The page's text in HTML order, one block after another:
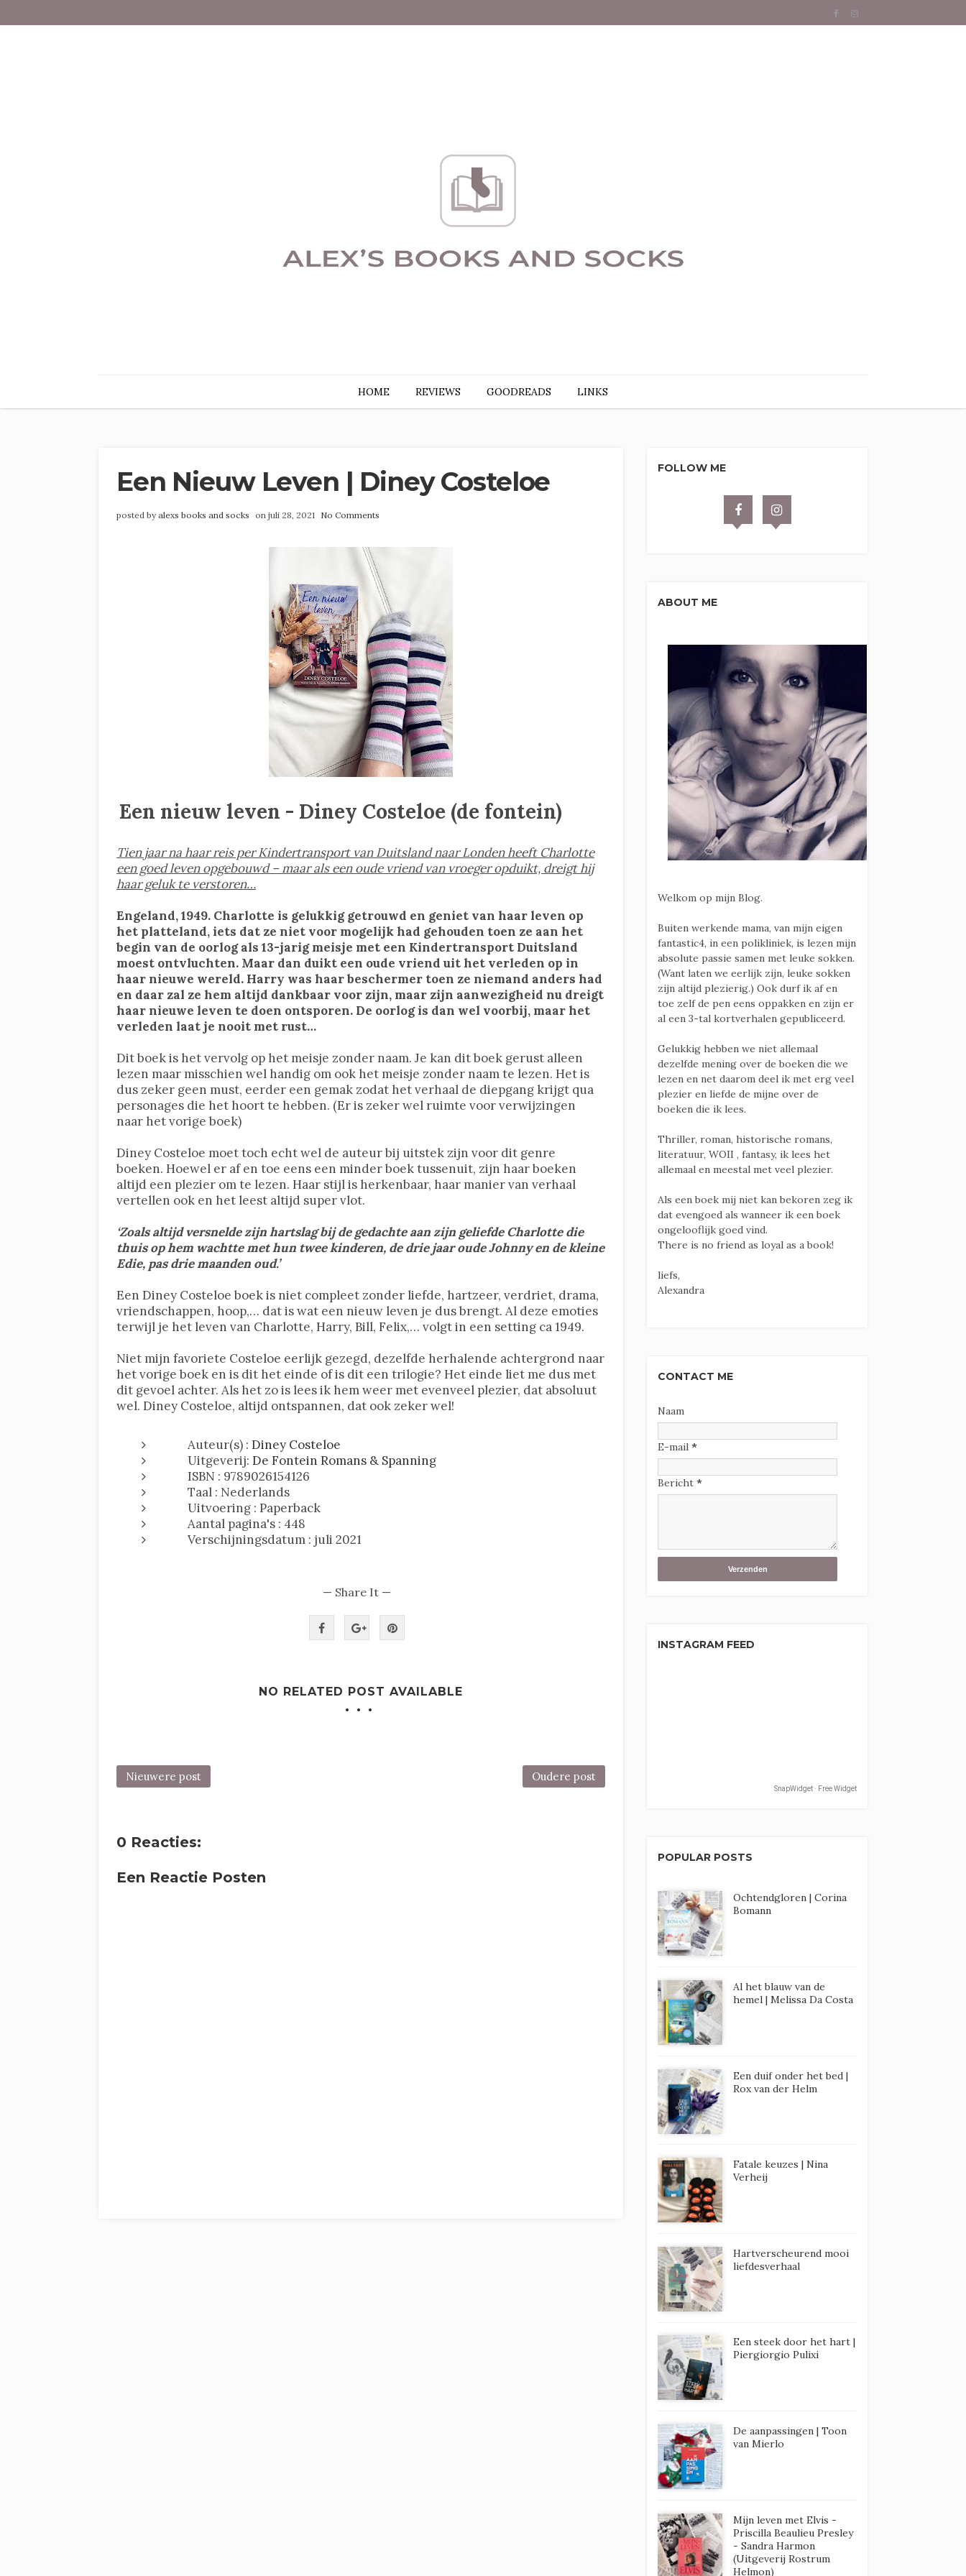
HOME REVIEWS GOODREADS LINKS
Een Nieuw Leven | Diney Costeloe
posted byalexs books and socks on juli 28, 2021 No Comments
Een nieuw leven - Diney Costeloe (de fontein)
Tien jaar na haar reis per Kindertransport van Duitsland naar Londen heeft Charlotte
een goed leven opgebouwd – maar als een oude vriend van vroeger opduikt, dreigt hij
haar geluk te verstoren…
Engeland, 1949. Charlotte is gelukkig getrouwd en geniet van haar leven op
het platteland, iets dat ze niet voor mogelijk had gehouden toen ze aan het
begin van de oorlog als 13-jarig meisje met een Kindertransport Duitsland
moest ontvluchten. Maar dan duikt een oude vriend uit het verleden op in
haar nieuwe wereld. Harry was haar beschermer toen ze niemand anders had
en daar zal ze hem altijd dankbaar voor zijn, maar zijn aanwezigheid nu dreigt
haar nieuwe leven te doen ontsporen. De oorlog is dan wel voorbij, maar het
verleden laat je nooit met rust…
Dit boek is het vervolg op het meisje zonder naam. Je kan dit boek gerust alleen
lezen maar misschien wel handig om ook het meisje zonder naam te lezen. Het is
dus zeker geen must, eerder een gemak zodat het verhaal de diepgang krijgt qua
personages die het hoort te hebben. (Er is zeker wel ruimte voor verwijzingen
naar het vorige boek)
Diney Costeloe moet toch echt wel de auteur bij uitstek zijn voor dit genre
boeken. Hoewel er af en toe eens een minder boek tussenuit, zijn haar boeken
altijd een plezier om te lezen. Haar stijl is herkenbaar, haar manier van verhaal
vertellen ook en het leest altijd super vlot.
‘Zoals altijd versnelde zijn hartslag bij de gedachte aan zijn geliefde Charlotte die
thuis op hem wachtte met hun twee kinderen, de drie jaar oude Johnny en de kleine
Edie, pas drie maanden oud.’
Een Diney Costeloe boek is niet compleet zonder liefde, hartzeer, verdriet, drama,
vriendschappen, hoop,… dat is wat een nieuw leven je dus brengt. Al deze emoties
terwijl je het leven van Charlotte, Harry, Bill, Felix,… volgt in een setting ca 1949.
Niet mijn favoriete Costeloe eerlijk gezegd, dezelfde herhalende achtergrond naar
het vorige boek en is dit het einde of is dit een trilogie? Het einde liet me dus met
dit gevoel achter. Als het zo is lees ik hem weer met evenveel plezier, dat absoluut
wel. Diney Costeloe, altijd ontspannen, dat ook zeker wel!
Auteur(s) : Diney Costeloe
Uitgeverij: De Fontein Romans & Spanning
ISBN : 9789026154126
Taal : Nederlands
Uitvoering : Paperback
Aantal pagina's : 448
Verschijningsdatum : juli 2021
— Share It —
NO RELATED POST AVAILABLE
Nieuwere post Oudere post
0 Reacties:
Een Reactie Posten
FOLLOW ME
ABOUT ME
Welkom op mijn Blog.
Buiten werkende mama, van mijn eigen
fantastic4, in een polikliniek, is lezen mijn
absolute passie samen met leuke sokken.
(Want laten we eerlijk zijn, leuke sokken
zijn altijd plezierig.) Ook durf ik af en
toe zelf de pen eens oppakken en zijn er
al een 3-tal kortverhalen gepubliceerd.
Gelukkig hebben we niet allemaal
dezelfde mening over de boeken die we
lezen en net daarom deel ik met erg veel
plezier en liefde de mijne over de
boeken die ik lees.
Thriller, roman, historische romans,
literatuur, WOII , fantasy, ik lees het
allemaal en meestal met veel plezier.
Als een boek mij niet kan bekoren zeg ik
dat evengoed als wanneer ik een boek
ongelooflijk goed vind.
There is no friend as loyal as a book!
liefs,
Alexandra
CONTACT ME
Naam
E-mail*
Bericht*
INSTAGRAM FEED
SnapWidget · Free Widget
POPULAR POSTS
Ochtendgloren | Corina
Bomann
Al het blauw van de
hemel | Melissa Da Costa
Een duif onder het bed |
Rox van der Helm
Fatale keuzes | Nina
Verheij
Hartverscheurend mooi
liefdesverhaal
Een steek door het hart |
Piergiorgio Pulixi
De aanpassingen | Toon
van Mierlo
Mijn leven met Elvis -
Priscilla Beaulieu Presley
- Sandra Harmon
(Uitgeverij Rostrum
Helmon)